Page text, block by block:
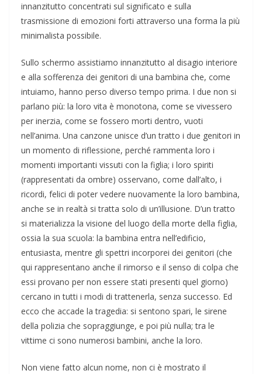
innanzitutto concentrati sul significato e sulla
trasmissione di emozioni forti attraverso una forma la più
minimalista possibile.
Sullo schermo assistiamo innanzitutto al disagio interiore
e alla sofferenza dei genitori di una bambina che, come
intuiamo, hanno perso diverso tempo prima. I due non si
parlano più: la loro vita è monotona, come se vivessero
per inerzia, come se fossero morti dentro, vuoti
nell’anima. Una canzone unisce d’un tratto i due genitori in
un momento di riflessione, perché rammenta loro i
momenti importanti vissuti con la figlia; i loro spiriti
(rappresentati da ombre) osservano, come dall’alto, i
ricordi, felici di poter vedere nuovamente la loro bambina,
anche se in realtà si tratta solo di un’illusione. D’un tratto
si materializza la visione del luogo della morte della figlia,
ossia la sua scuola: la bambina entra nell’edificio,
entusiasta, mentre gli spettri incorporei dei genitori (che
qui rappresentano anche il rimorso e il senso di colpa che
essi provano per non essere stati presenti quel giorno)
cercano in tutti i modi di trattenerla, senza successo. Ed
ecco che accade la tragedia: si sentono spari, le sirene
della polizia che sopraggiunge, e poi più nulla; tra le
vittime ci sono numerosi bambini, anche la loro.
Non viene fatto alcun nome, non ci è mostrato il